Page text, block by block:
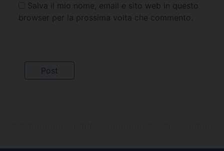
Salva il mio nome, email e sito web in questo
browser per la prossima volta che commento.